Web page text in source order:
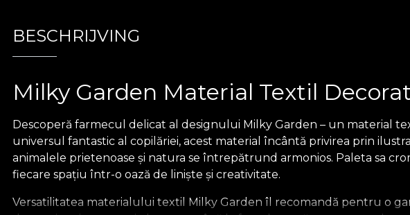
BESCHRIJVING
Milky Garden Material Textil
Descoperă farmecul delicat al designului Milky Garden – un material
universul fantastic al copilăriei, acest material încântă privirea prin
animalele prietenoase și natura se întrepătrund armonios. Paleta sa
fiecare spațiu într-o oază de liniște și creativitate.
Versatilitatea materialului textil Milky Garden îl recomandă pentru o